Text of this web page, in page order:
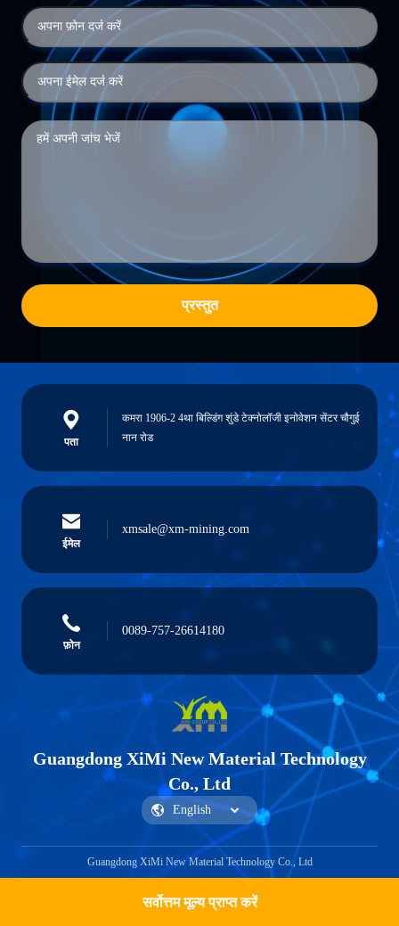
सर्वोत्तम मूल्य प्राप्त करें
प्रस्तुत
पता
कमरा 1906-2 4था बिल्डिंग शुंडे टेक्नोलॉजी इनोवेशन सेंटर चौगुई
नान रोड
ईमेल
xmsale@xm-mining.com
फ़ोन
0089-757-26614180
Guangdong XiMi New Material Technology
Co., Ltd
Guangdong XiMi New Material Technology Co., Ltd
एक कहावत कहना